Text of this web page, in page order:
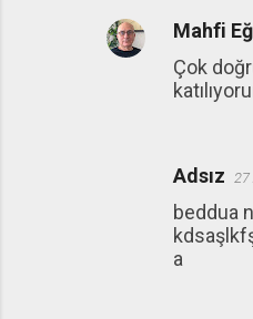
Mahfi
Çok
Adsız 27
beddua
a